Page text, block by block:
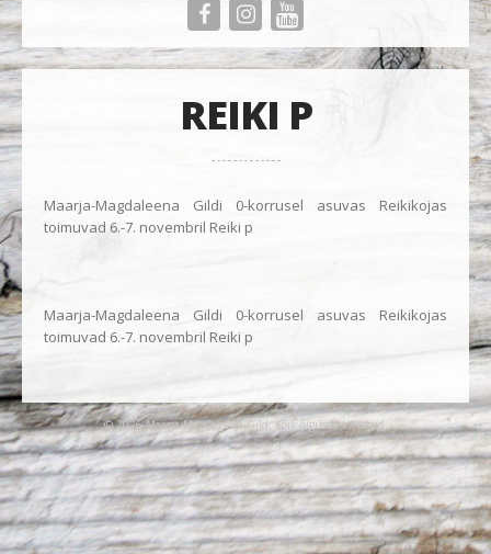
REIKI P
Maarja-Magdaleena Gildi 0-korrusel asuvas Reikikojas
toimuvad 6.-7. novembril Reiki p
Maarja-Magdaleena Gildi 0-korrusel asuvas Reikikojas
toimuvad 6.-7. novembril Reiki p
© 2026 Maarja-Magdaleena Gild. Kõik õigused kaitstud.